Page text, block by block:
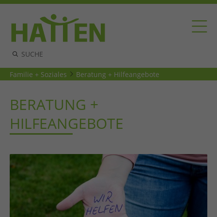
Familie + Soziales Beratung + Hilfeangebote
BERATUNG +
HILFEANGEBOTE